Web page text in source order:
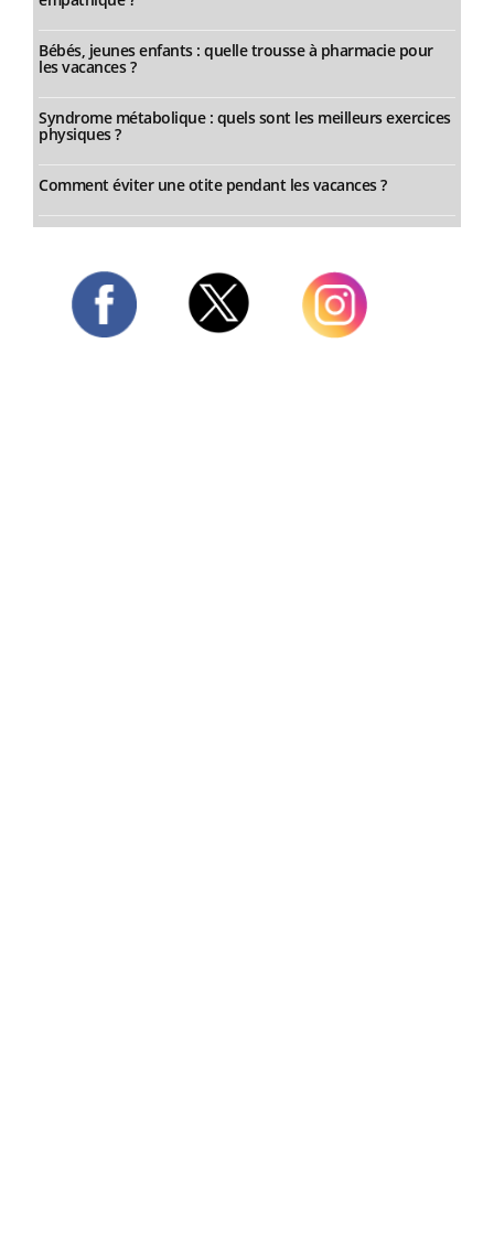
Bébés, jeunes enfants : quelle trousse à pharmacie pour
les vacances ?
Syndrome métabolique : quels sont les meilleurs exercices
physiques ?
Comment éviter une otite pendant les vacances ?